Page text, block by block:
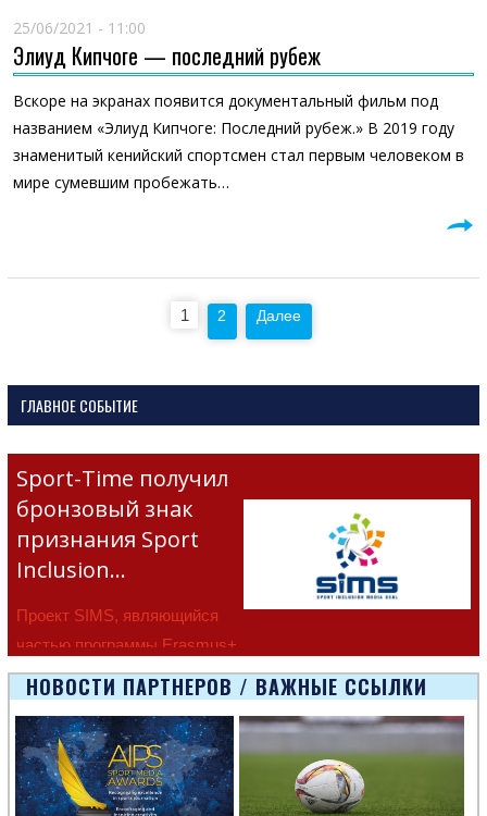
25/06/2021 - 11:00
Элиуд Кипчоге — последний рубеж
Вскоре на экранах появится документальный фильм под
названием «Элиуд Кипчоге: Последний рубеж.» В 2019 году
знаменитый кенийский спортсмен стал первым человеком в
мире сумевшим пробежать…
1 2 Далее
ГЛАВНОЕ СОБЫТИЕ
Sport-Time получил
бронзовый знак
признания Sport
Inclusion…
Проект SIMS, являющийся
частью программы Erasmus+
Европейско
НОВОСТИ ПАРТНЕРОВ / ВАЖНЫЕ ССЫЛКИ